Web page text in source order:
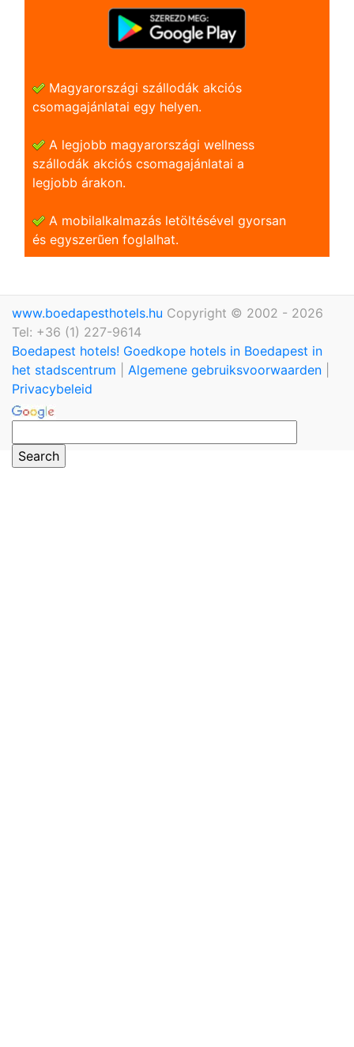
Magyarországi szállodák akciós
csomagajánlatai egy helyen.
A legjobb magyarországi wellness
szállodák akciós csomagajánlatai a
legjobb árakon.
A mobilalkalmazás letöltésével gyorsan
és egyszerũen foglalhat.
www.boedapesthotels.hu Copyright © 2002 - 2026
Tel: +36 (1) 227-9614
Boedapest hotels! Goedkope hotels in Boedapest in
het stadscentrum
Algemene gebruiksvoorwaarden
Privacybeleid